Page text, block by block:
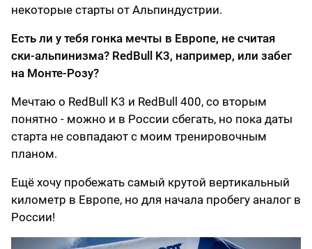
некоторые старты от Альпиндустрии.
Есть ли у тебя гонка мечты в Европе, не считая
ски-альпинизма? RedBull K3, например, или забег
на Монте-Розу?
Мечтаю о RedBull K3 и RedBull 400, со вторым
понятно - можно и в России сбегать, но пока даты
старта не совпадают с моим тренировочным
планом.
Ещё хочу пробежать самый крутой вертикальный
километр в Европе, но для начала пробегу аналог в
России!